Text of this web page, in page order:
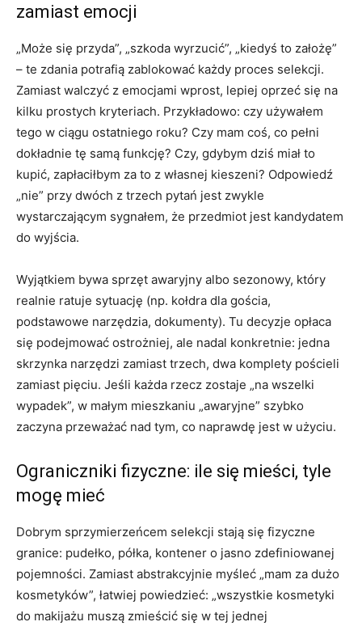
zamiast emocji
„Może się przyda”, „szkoda wyrzucić”, „kiedyś to założę”
– te zdania potrafią zablokować każdy proces selekcji.
Zamiast walczyć z emocjami wprost, lepiej oprzeć się na
kilku prostych kryteriach. Przykładowo: czy używałem
tego w ciągu ostatniego roku? Czy mam coś, co pełni
dokładnie tę samą funkcję? Czy, gdybym dziś miał to
kupić, zapłaciłbym za to z własnej kieszeni? Odpowiedź
„nie” przy dwóch z trzech pytań jest zwykle
wystarczającym sygnałem, że przedmiot jest kandydatem
do wyjścia.
Wyjątkiem bywa sprzęt awaryjny albo sezonowy, który
realnie ratuje sytuację (np. kołdra dla gościa,
podstawowe narzędzia, dokumenty). Tu decyzje opłaca
się podejmować ostrożniej, ale nadal konkretnie: jedna
skrzynka narzędzi zamiast trzech, dwa komplety pościeli
zamiast pięciu. Jeśli każda rzecz zostaje „na wszelki
wypadek”, w małym mieszkaniu „awaryjne” szybko
zaczyna przeważać nad tym, co naprawdę jest w użyciu.
Ograniczniki fizyczne: ile się mieści, tyle
mogę mieć
Dobrym sprzymierzeńcem selekcji stają się fizyczne
granice: pudełko, półka, kontener o jasno zdefiniowanej
pojemności. Zamiast abstrakcyjnie myśleć „mam za dużo
kosmetyków”, łatwiej powiedzieć: „wszystkie kosmetyki
do makijażu muszą zmieścić się w tej jednej